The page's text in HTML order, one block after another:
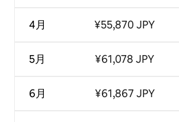
4月
5月
6月
¥55,870 JPY
¥61,078 JPY
¥61,867 JPY